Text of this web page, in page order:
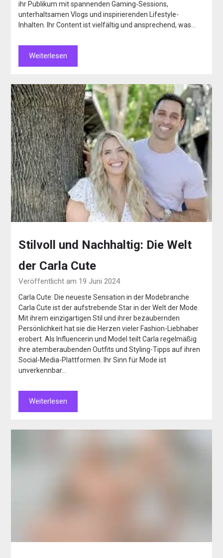
ihr Publikum mit spannenden Gaming-Sessions,
unterhaltsamen Vlogs und inspirierenden Lifestyle-
Inhalten. Ihr Content ist vielfältig und ansprechend, was…
Weiterlesen
Stilvoll und Nachhaltig: Die Welt
der Carla Cute
Veröffentlicht am 19 Juni 2024
Carla Cute: Die neueste Sensation in der Modebranche
Carla Cute ist der aufstrebende Star in der Welt der Mode.
Mit ihrem einzigartigen Stil und ihrer bezaubernden
Persönlichkeit hat sie die Herzen vieler Fashion-Liebhaber
erobert. Als Influencerin und Model teilt Carla regelmäßig
ihre atemberaubenden Outfits und Styling-Tipps auf ihren
Social-Media-Plattformen. Ihr Sinn für Mode ist
unverkennbar…
Weiterlesen